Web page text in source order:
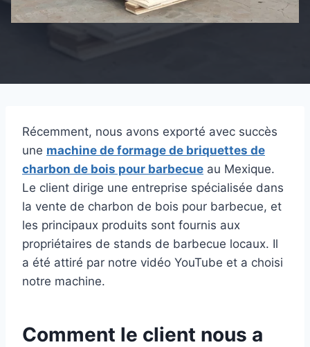
Récemment, nous avons exporté avec succès
une machine de formage de briquettes de
charbon de bois pour barbecue au Mexique.
Le client dirige une entreprise spécialisée dans
la vente de charbon de bois pour barbecue, et
les principaux produits sont fournis aux
propriétaires de stands de barbecue locaux. Il
a été attiré par notre vidéo YouTube et a choisi
notre machine.
Comment le client nous a